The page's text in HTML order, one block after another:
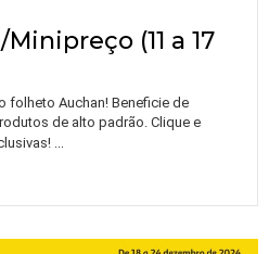
(11 a 17
folheto Auchan! Beneficie de
de alto padrão. Clique e